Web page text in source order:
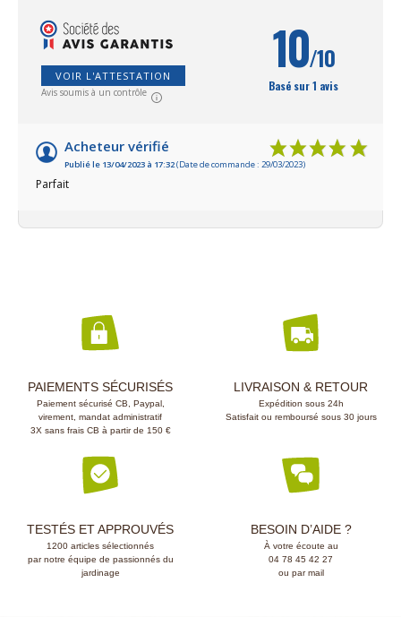
ces ollas de fabrication française de haute
qualité dans un atelier artisanal sont vendus
par lot de 2.Le petit plus : des oyas avec
une déco tendance avec un couvercle
original avec un décor peint en rouge !
VOIR L'ATTESTATION
Avis soumis à un contrôle
10/10
Basé sur 1 avis
Acheteur vérifié
Publié le 13/04/2023 à 17:32(Date de commande : 29/03/2023)
Parfait
PAIEMENTS SÉCURISÉS
Paiement sécurisé CB, Paypal,
virement, mandat administratif
3X sans frais CB à partir de 150 €
LIVRAISON & RETOUR
Expédition sous 24h
Satisfait ou remboursé sous 30 jours
TESTÉS ET APPROUVÉS
1200 articles sélectionnés
par notre équipe de passionnés du
jardinage
BESOIN D’AIDE ?
À votre écoute au
04 78 45 42 27
ou par mail